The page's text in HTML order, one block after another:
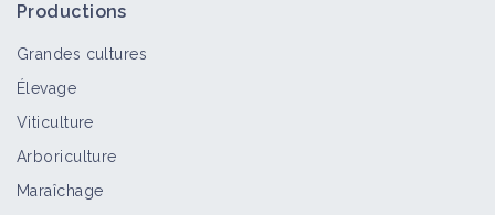
Productions
Grandes cultures
Élevage
Viticulture
Arboriculture
Maraîchage